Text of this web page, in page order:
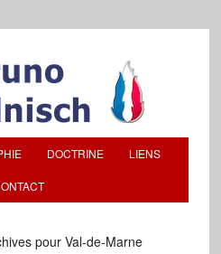
DOCTRINE LIENS
pour Val-de-Marne